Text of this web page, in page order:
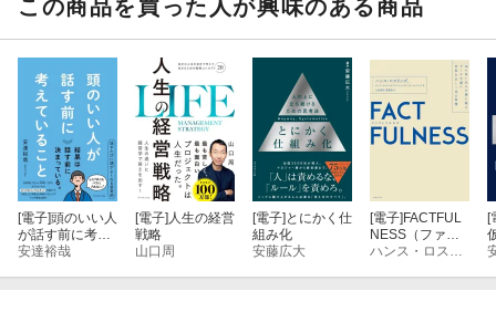
この商品を買った人が興味のある商品
[電子]頭のいい人
が話す前に考え
ていること
安達裕哉
[電子] 人生の経営
戦略
山口周
[電子]とにかく仕
組み化
安藤広大
[電子]FACTFUL
NESS（ファク
トフルネス）10
[